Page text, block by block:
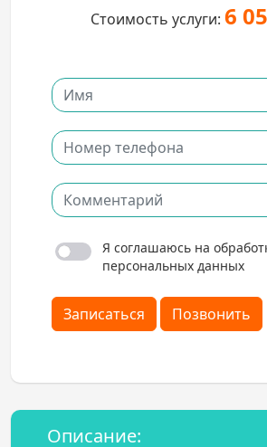
Стоимость услуги: 6
Я соглашаюсь на
персональных данных
Записаться Позвонить
Описание: